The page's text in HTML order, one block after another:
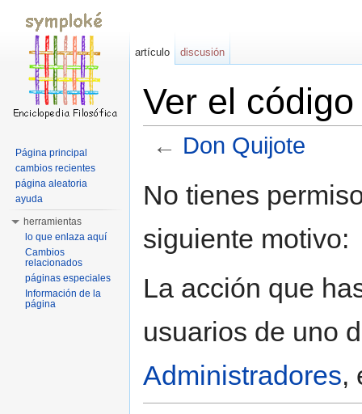
Ver el
← Don Quijote
No tienes
siguiente motivo:
La acción que
usuarios de uno
Administradores,
artículo discusión
Página principal
cambios recientes
página aleatoria
ayuda
herramientas
lo que enlaza aquí
Cambios
relacionados
páginas especiales
Información de la
página